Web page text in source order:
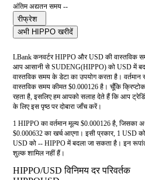
अंतिम अद्यतन समय --
रीफ्रेश
अभी HIPPO खरीदें
LBank कनवर्टर HIPPO और USD की वास्तविक
आप आसानी से SUDENG(HIPPO) को USD में
वास्तविक समय के डेटा का उपयोग करता है। वर्तमान
वास्तविक समय कीमत $0.000126 है। चूँकि
रहता है, इसलिए हम आपको सलाह देते हैं कि आप
के लिए इस पृष्ठ पर दोबारा जाँच करें।
1 HIPPO का वर्तमान मूल्य $0.000126 है, जिसका
$0.000632 का खर्च आएगा। इसी प्रकार, 1 USD
USD को -- HIPPO में बदला जा सकता है। इन
शुल्क शामिल नहीं हैं।
HIPPO/USD विनिमय दर परिवर्तक